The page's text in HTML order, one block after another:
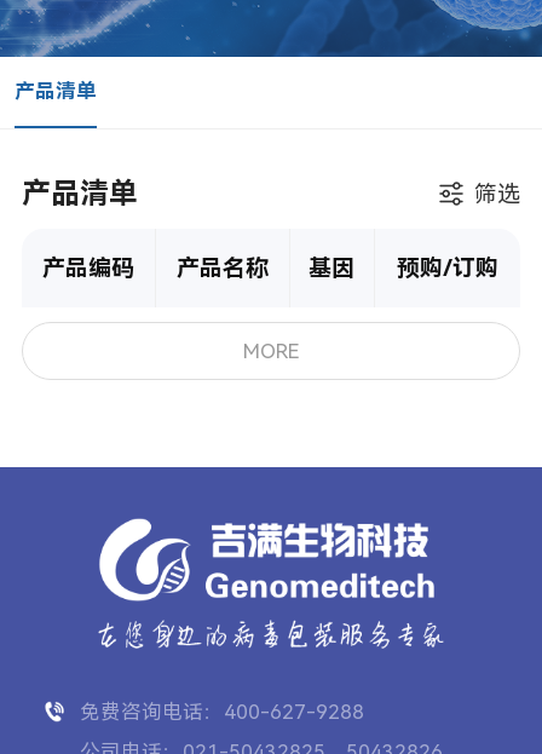
产品清单
产品清单 筛选
产品编码 产品名称 基因 预购/订购
MORE
免费咨询电话：400-627-9288